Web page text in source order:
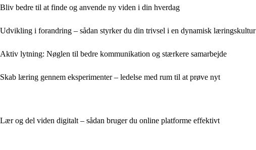
Bliv bedre til at finde og anvende ny viden i din hverdag
Udvikling i forandring – sådan styrker du din trivsel i en dynamisk læringskultur
Aktiv lytning: Nøglen til bedre kommunikation og stærkere samarbejde
Skab læring gennem eksperimenter – ledelse med rum til at prøve nyt
Lær og del viden digitalt – sådan bruger du online platforme effektivt